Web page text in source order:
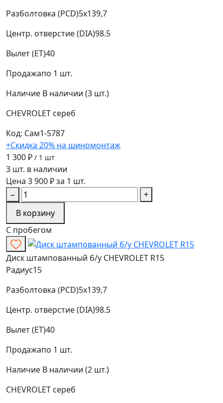
Разболтовка (PCD)5x139,7
Центр. отверстие (DIA)98.5
Вылет (ET)40
Продажапо 1 шт.
Наличие В наличии (3 шт.)
CHEVROLET сереб
Код: Сам1-5787
+Скидка 20% на шиномонтаж
1 300 ₽ / 1 шт
3 шт. в наличии
Цена 3 900 ₽ за 1 шт.
−
+
В корзину
С пробегом
Диск штампованный б/у CHEVROLET R15
Радиус15
Разболтовка (PCD)5x139,7
Центр. отверстие (DIA)98.5
Вылет (ET)40
Продажапо 1 шт.
Наличие В наличии (2 шт.)
CHEVROLET сереб